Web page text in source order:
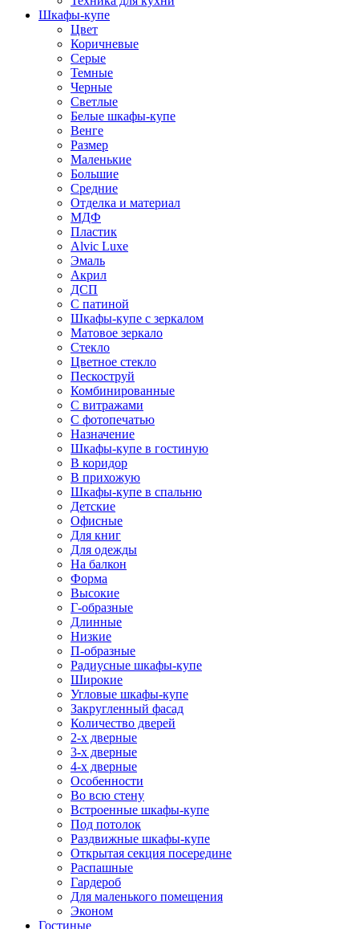
Шкафы-купе
Цвет
Коричневые
Серые
Темные
Черные
Светлые
Белые шкафы-купе
Венге
Размер
Маленькие
Большие
Средние
Отделка и материал
МДФ
Пластик
Alvic Luxe
Эмаль
Акрил
ДСП
С патиной
Шкафы-купе с зеркалом
Матовое зеркало
Стекло
Цветное стекло
Пескоструй
Комбинированные
С витражами
С фотопечатью
Назначение
Шкафы-купе в гостиную
В коридор
В прихожую
Шкафы-купе в спальню
Детские
Офисные
Для книг
Для одежды
На балкон
Форма
Высокие
Г-образные
Длинные
Низкие
П-образные
Радиусные шкафы-купе
Широкие
Угловые шкафы-купе
Закругленный фасад
Количество дверей
2-х дверные
3-х дверные
4-х дверные
Особенности
Во всю стену
Встроенные шкафы-купе
Под потолок
Раздвижные шкафы-купе
Открытая секция посередине
Распашные
Гардероб
Для маленького помещения
Эконом
Гостиные